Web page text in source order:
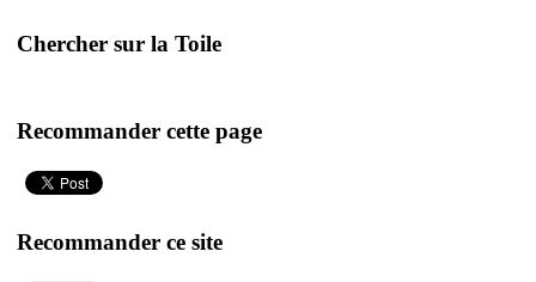
Chercher sur la Toile
Recommander cette page
Recommander ce site